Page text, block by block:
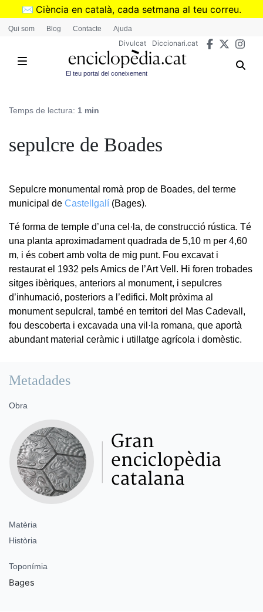
Vés
✉️ Ciència en català, cada setmana al teu correu.
➜Subscriu-te al butlletí de Divulcat
Qui som Blog Contacte Ajuda
Divulcat Diccionari.cat
El teu portal del coneixement
Temps de lectura: 1 min
sepulcre de Boades
Sepulcre monumental romà prop de Boades, del terme
municipal de Castellgalí (Bages).
Té forma de temple d’una cel·la, de construcció rústica. Té
una planta aproximadament quadrada de 5,10 m per 4,60
m, i és cobert amb volta de mig punt. Fou excavat i
restaurat el 1932 pels Amics de l’Art Vell. Hi foren trobades
sitges ibèriques, anteriors al monument, i sepulcres
d’inhumació, posteriors a l’edifici. Molt pròxima al
monument sepulcral, també en territori del Mas Cadevall,
fou descoberta i excavada una vil·la romana, que aportà
abundant material ceràmic i utillatge agrícola i domèstic.
Metadades
Obra
Matèria
Història
Toponímia
Bages